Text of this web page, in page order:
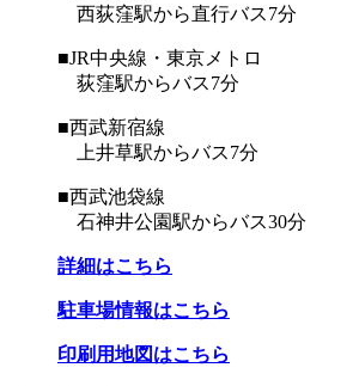
西荻窪駅から直行バス7分
■JR中央線・東京メトロ
荻窪駅からバス7分
■西武新宿線
上井草駅からバス7分
■西武池袋線
石神井公園駅からバス30分
詳細はこちら
駐車場情報はこちら
印刷用地図はこちら